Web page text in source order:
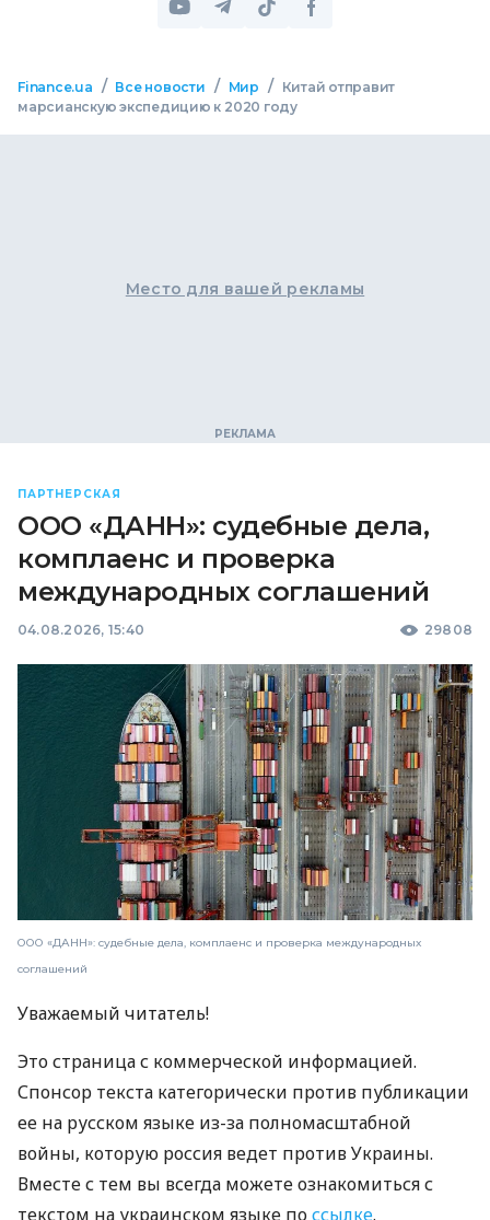
Finance.ua / Все новости / Мир /
Китай отправит
марсианскую экспедицию к 2020 году
Место для вашей рекламы
ПАРТНЕРСКАЯ
ООО «ДАНН»: судебные дела,
комплаенс и проверка
международных соглашений
04.08.2026, 15:40 29808
ООО «ДАНН»: судебные дела, комплаенс и проверка международных
соглашений
Уважаемый читатель!
Это страница с коммерческой информацией.
Спонсор текста категорически против публикации
ее на русском языке из-за полномасштабной
войны, которую россия ведет против Украины.
Вместе с тем вы всегда можете ознакомиться с
текстом на украинском языке поссылке.